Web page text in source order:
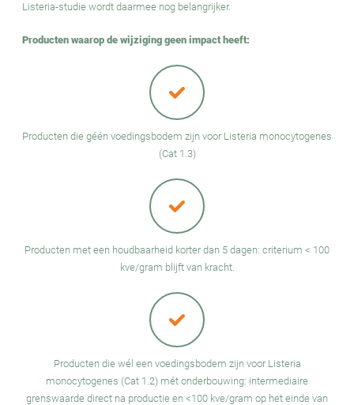
Listeria-studie wordt daarmee nog belangrijker.
Producten waarop de wijziging geen impact heeft:
Producten die géén voedingsbodem zijn voor Listeria monocytogenes
(Cat 1.3)
Producten met een houdbaarheid korter dan 5 dagen: criterium < 100
kve/gram blijft van kracht.
Producten die wél een voedingsbodem zijn voor Listeria
monocytogenes (Cat 1.2) mét onderbouwing: intermediaire
grenswaarde direct na productie en <100 kve/gram op het einde van